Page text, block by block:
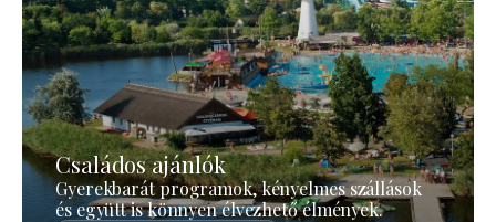
Családos ajánlók
Gyerekbarát programok, kényelmes szállások
és együtt is könnyen élvezhető élmények.